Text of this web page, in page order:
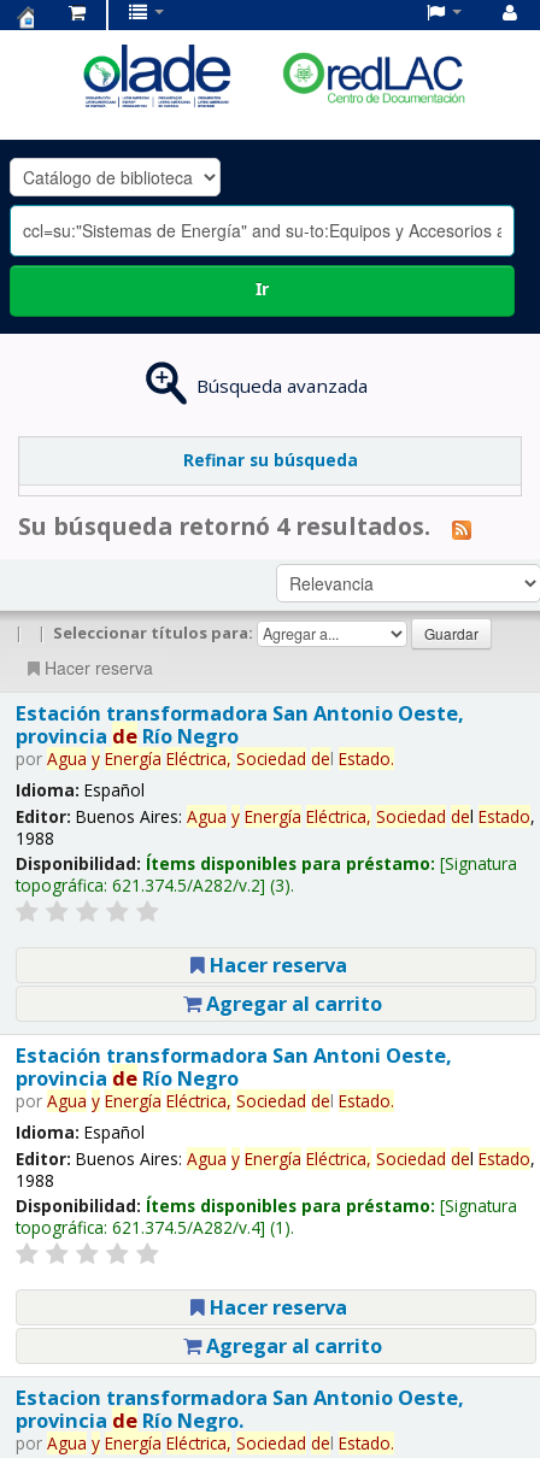
OLADE
-
Ir
Búsqueda avanzada
Refinar su búsqueda
Su búsqueda retornó 4 resultados.
| | Seleccionar títulos para:
Hacer reserva
Estación transformadora San Antonio Oeste,
provincia deRío Negro
por Agua y Energía Eléctrica, Sociedad del Estado.
Idioma: Español
Editor: Buenos Aires: Agua y Energía Eléctrica, Sociedad del Estado,
1988
Disponibilidad: Ítems disponibles para préstamo: Signatura
topográfica: 621.374.5/A282/v.2 (3).
Hacer reserva
Agregar al carrito
Estación transformadora San Antoni Oeste,
provincia deRío Negro
por Agua y Energía Eléctrica, Sociedad del Estado.
Idioma: Español
Editor: Buenos Aires: Agua y Energía Eléctrica, Sociedad del Estado,
1988
Disponibilidad: Ítems disponibles para préstamo: Signatura
topográfica: 621.374.5/A282/v.4 (1).
Hacer reserva
Agregar al carrito
Estacion transformadora San Antonio Oeste,
provincia deRío Negro.
por Agua y Energía Eléctrica, Sociedad del Estado.